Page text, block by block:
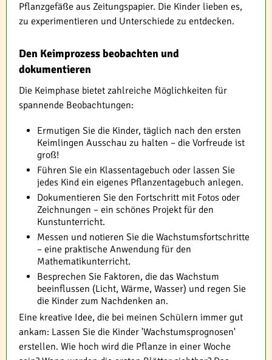
Pflanzgefäße aus Zeitungspapier. Die Kinder lieben es,
zu experimentieren und Unterschiede zu entdecken.
Den Keimprozess beobachten und
dokumentieren
Die Keimphase bietet zahlreiche Möglichkeiten für
spannende Beobachtungen:
Ermutigen Sie die Kinder, täglich nach den ersten
Keimlingen Ausschau zu halten – die Vorfreude ist
groß!
Führen Sie ein Klassentagebuch oder lassen Sie
jedes Kind ein eigenes Pflanzentagebuch anlegen.
Dokumentieren Sie den Fortschritt mit Fotos oder
Zeichnungen – ein schönes Projekt für den
Kunstunterricht.
Messen und notieren Sie die Wachstumsfortschritte
– eine praktische Anwendung für den
Mathematikunterricht.
Besprechen Sie Faktoren, die das Wachstum
beeinflussen (Licht, Wärme, Wasser) und regen Sie
die Kinder zum Nachdenken an.
Eine kreative Idee, die bei meinen Schülern immer gut
ankam: Lassen Sie die Kinder 'Wachstumsprognosen'
erstellen. Wie hoch wird die Pflanze in einer Woche